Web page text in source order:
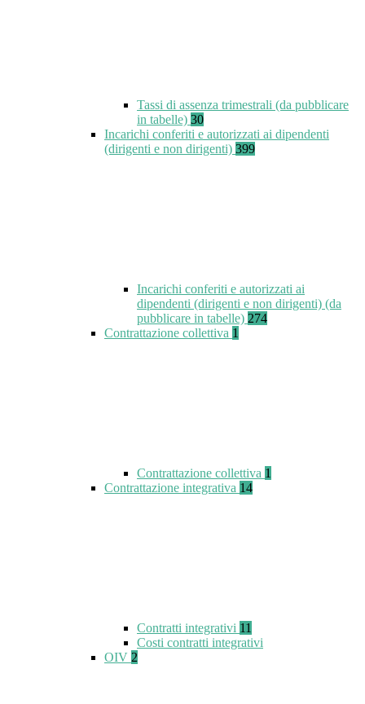
Tassi di assenza trimestrali (da pubblicare
in tabelle) 30
Incarichi conferiti e autorizzati ai dipendenti
(dirigenti e non dirigenti) 399
Incarichi conferiti e autorizzati ai
dipendenti (dirigenti e non dirigenti) (da
pubblicare in tabelle) 274
Contrattazione collettiva 1
Contrattazione collettiva 1
Contrattazione integrativa 14
Contratti integrativi 11
Costi contratti integrativi
OIV 2